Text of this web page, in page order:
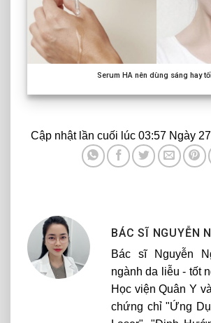
Serum HA nên dùng sáng hay
Cập nhật lần cuối lúc 03:57 Ngày
BÁC SĨ NGUYỄN
Bác sĩ Nguyễn
ngành da liễu - tốt
Học viện Quân Y
chứng chỉ "Ứng